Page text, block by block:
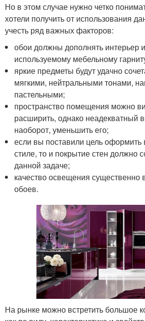
Но в этом случае нужно четко
хотели получить от использования
учесть ряд важных факторов:
обои должны дополнять интерьер
используемому мебельному
яркие предметы будут удачно
мягкими, нейтральными тонами,
пастельными;
пространство помещения можно
расширить, однако неадекватный
наоборот, уменьшить его;
если вы поставили цель оформить
стиле, то и покрытие стен должно
данной задаче;
качество освещения существенно
обоев.
На рынке можно встретить большое